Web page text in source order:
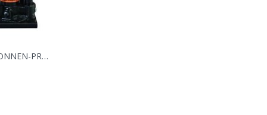
JACK PUCK 2-TONNEN-PRESSE MIT PRESSFORM, GROSS, RUND